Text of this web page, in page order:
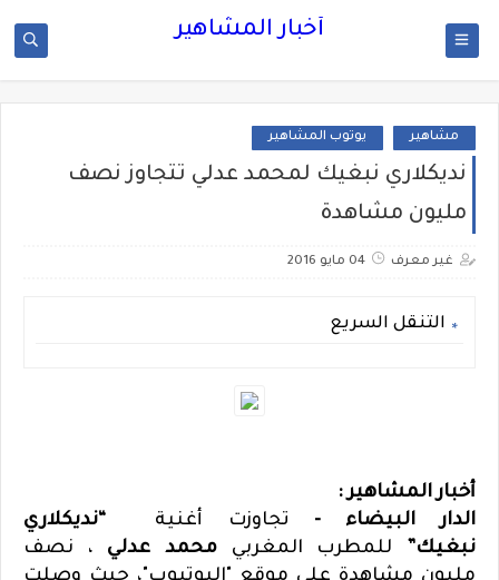
أخبار المشاهير
مشاهير يوتوب المشاهير
نديكلاري نبغيك لمحمد عدلي تتجاوز نصف
مليون مشاهدة
غير معرف 04 مايو 2016
التنقل السريع
أخبار المشاهير :
الدار البيضاء - تجاوزت أغنية “نديكلاري
نبغيك”
للمطرب المغربي محمد عدلي ، نصف